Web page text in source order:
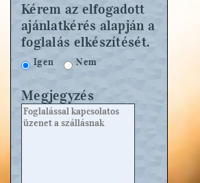
Kérem az elfogadott
ajánlatkérés alapján a
foglalás elkészítését.
Igen Nem
Megjegyzés